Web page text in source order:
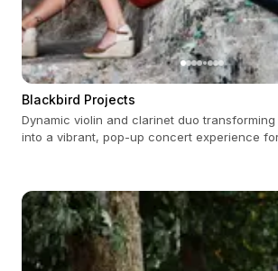
Blackbird Projects
Dynamic violin and clarinet duo
into a vibrant, pop-up concert experience